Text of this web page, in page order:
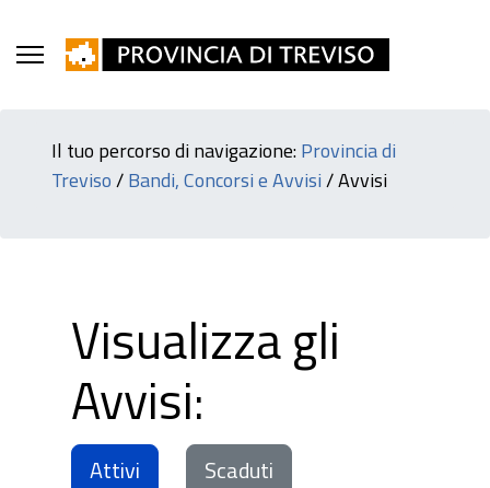
Il tuo percorso di navigazione:Provincia di
Treviso/Bandi, Concorsi e Avvisi/Avvisi
Visualizza gli
Avvisi:
Attivi Scaduti